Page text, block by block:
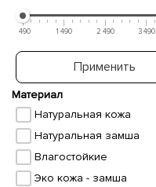
490 1 490 2 490 3 490
Применить
Материал
Натуральная кожа
Натуральная замша
Влагостойкие
Эко кожа - замша